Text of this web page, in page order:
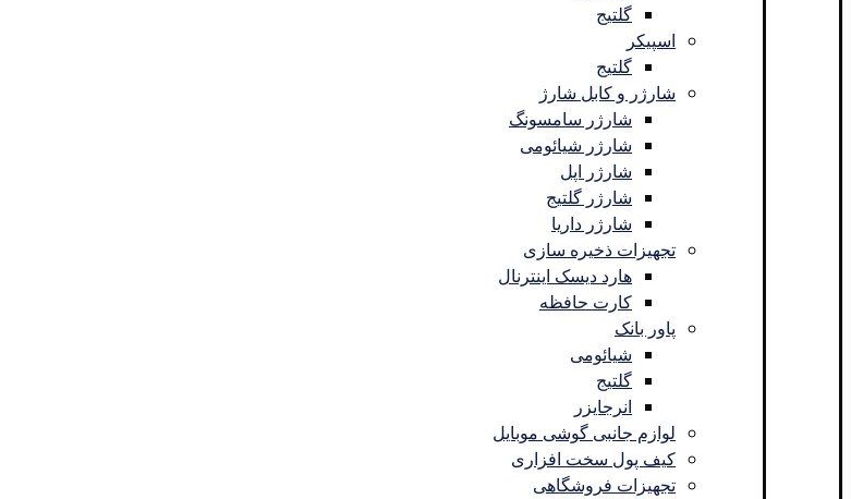
گلتیج
اسپیکر
گلتیج
شارژر و کابل شارژ
شارژر سامسونگ
شارژر شیائومی
شارژر اپل
شارژر گلتیج
شارژر داریا
تجهیزات ذخیره سازی
هارد دیسک اینترنال
کارت حافظه
پاور بانک
شیائومی
گلتیج
انرجایزر
لوازم جانبی گوشی موبایل
کیف پول سخت افزاری
تجهیزات فروشگاهی